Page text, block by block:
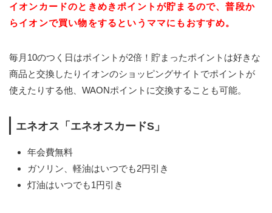
イオンカードのときめきポイントが貯まるので、普段か
らイオンで買い物をするというママにもおすすめ。
毎月10のつく日はポイントが2倍！貯まったポイントは好きな
商品と交換したりイオンのショッピングサイトでポイントが
使えたりする他、WAONポイントに交換することも可能。
エネオス「エネオスカードS」
年会費無料
ガソリン、軽油はいつでも2円引き
灯油はいつでも1円引き